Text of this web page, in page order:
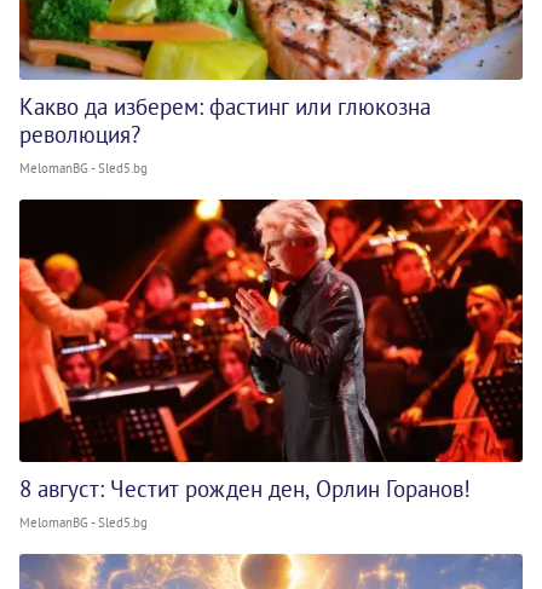
Какво да изберем: фастинг или глюкозна
революция?
MelomanBG - Sled5.bg
8 август: Честит рожден ден, Орлин Горанов!
MelomanBG - Sled5.bg